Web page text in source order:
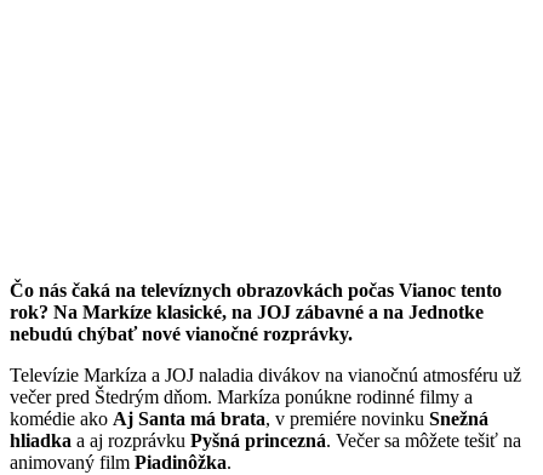
Čo nás čaká na televíznych obrazovkách počas Vianoc tento
rok? Na Markíze klasické, na JOJ zábavné a na Jednotke
nebudú chýbať nové vianočné rozprávky.
Televízie Markíza a JOJ naladia divákov na vianočnú atmosféru už
večer pred Štedrým dňom. Markíza ponúkne rodinné filmy a
komédie ako Aj Santa má brata, v premiére novinku Snežná
hliadka a aj rozprávku Pyšná princezná. Večer sa môžete tešiť na
animovaný film Piadinôžka.